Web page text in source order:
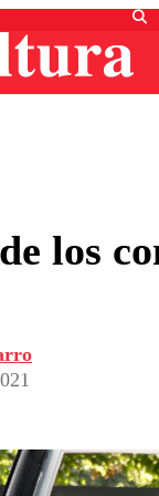
los